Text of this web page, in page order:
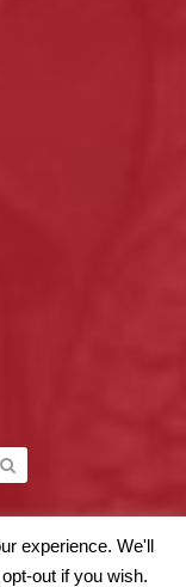
experience. We'll
out if you wish.